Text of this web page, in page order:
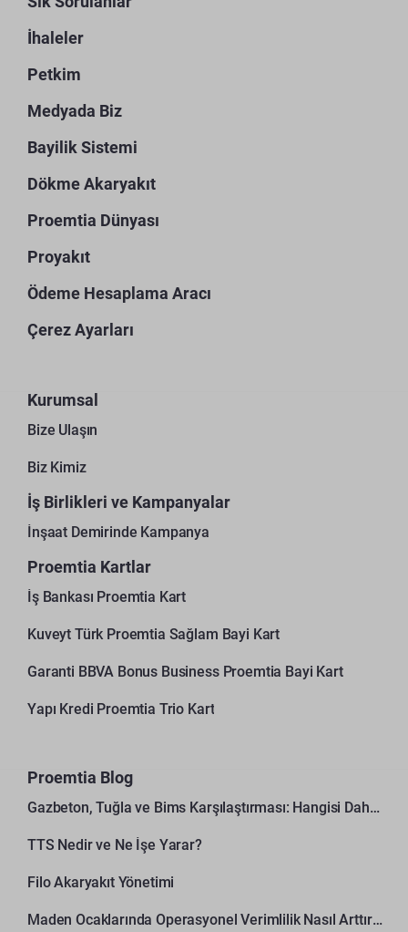
İhaleler
Petkim
Medyada Biz
Bayilik Sistemi
Dökme Akaryakıt
Proemtia Dünyası
Proyakıt
Ödeme Hesaplama Aracı
Çerez Ayarları
Kurumsal
Bize Ulaşın
Biz Kimiz
İş Birlikleri ve Kampanyalar
İnşaat Demirinde Kampanya
Proemtia Kartlar
İş Bankası Proemtia Kart
Kuveyt Türk Proemtia Sağlam Bayi Kart
Garanti BBVA Bonus Business Proemtia Bayi Kart
Yapı Kredi Proemtia Trio Kart
Proemtia Blog
Gazbeton, Tuğla ve Bims Karşılaştırması: Hangisi Daha Avantajlı?
TTS Nedir ve Ne İşe Yarar?
Filo Akaryakıt Yönetimi
Maden Ocaklarında Operasyonel Verimlilik Nasıl Arttırılır?